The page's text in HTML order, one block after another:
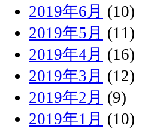
2019年6月 (10)
2019年5月 (11)
2019年4月 (16)
2019年3月 (12)
2019年2月 (9)
2019年1月 (10)